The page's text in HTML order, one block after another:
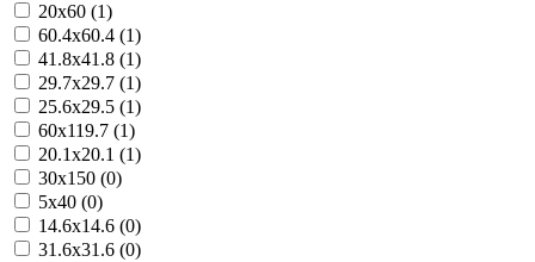
20x60 (1)
60.4x60.4 (1)
41.8x41.8 (1)
29.7x29.7 (1)
25.6x29.5 (1)
60x119.7 (1)
20.1x20.1 (1)
30x150 (0)
5x40 (0)
14.6x14.6 (0)
31.6x31.6 (0)